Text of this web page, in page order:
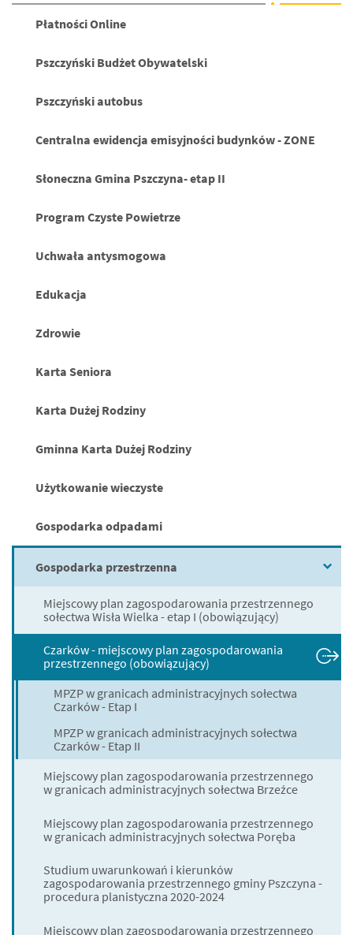
Płatności Online
Pszczyński Budżet Obywatelski
Pszczyński autobus
Centralna ewidencja emisyjności budynków - ZONE
Słoneczna Gmina Pszczyna- etap II
Program Czyste Powietrze
Uchwała antysmogowa
Edukacja
Zdrowie
Karta Seniora
Karta Dużej Rodziny
Gminna Karta Dużej Rodziny
Użytkowanie wieczyste
Gospodarka odpadami
Gospodarka przestrzenna
Miejscowy plan zagospodarowania przestrzennego
sołectwa Wisła Wielka - etap I (obowiązujący)
Czarków - miejscowy plan zagospodarowania
przestrzennego (obowiązujący)
MPZP w granicach administracyjnych sołectwa
Czarków - Etap I
MPZP w granicach administracyjnych sołectwa
Czarków - Etap II
Miejscowy plan zagospodarowania przestrzennego
w granicach administracyjnych sołectwa Brzeźce
Miejscowy plan zagospodarowania przestrzennego
w granicach administracyjnych sołectwa Poręba
Studium uwarunkowań i kierunków
zagospodarowania przestrzennego gminy Pszczyna -
procedura planistyczna 2020-2024
Miejscowy plan zagospodarowania przestrzennego